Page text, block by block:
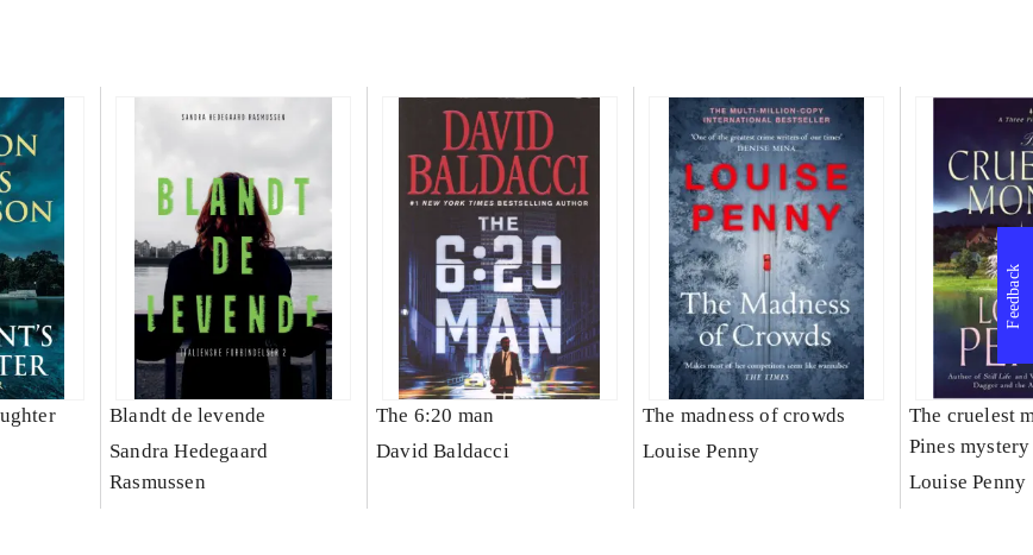
Blandt de levende
Sandra Hedegaard
Rasmussen
The 6:20 man
David Baldacci
The madness of crowds
Louise Penny
The cruelest
Pines mystery
Louise Penny
Feedback